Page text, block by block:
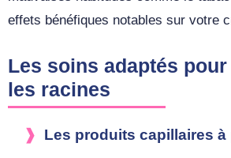
effets bénéfiques notables sur votre
Les soins adaptés
les racines
Les produits capillaires